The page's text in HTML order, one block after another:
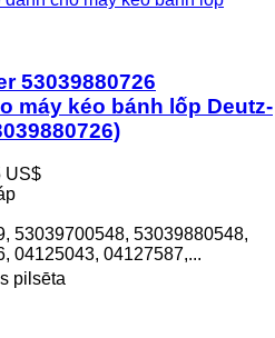
53039880726
máy kéo bánh lốp Deutz-
US$
53039700548, 53039880548,
04125043, 04127587,...
pilsēta